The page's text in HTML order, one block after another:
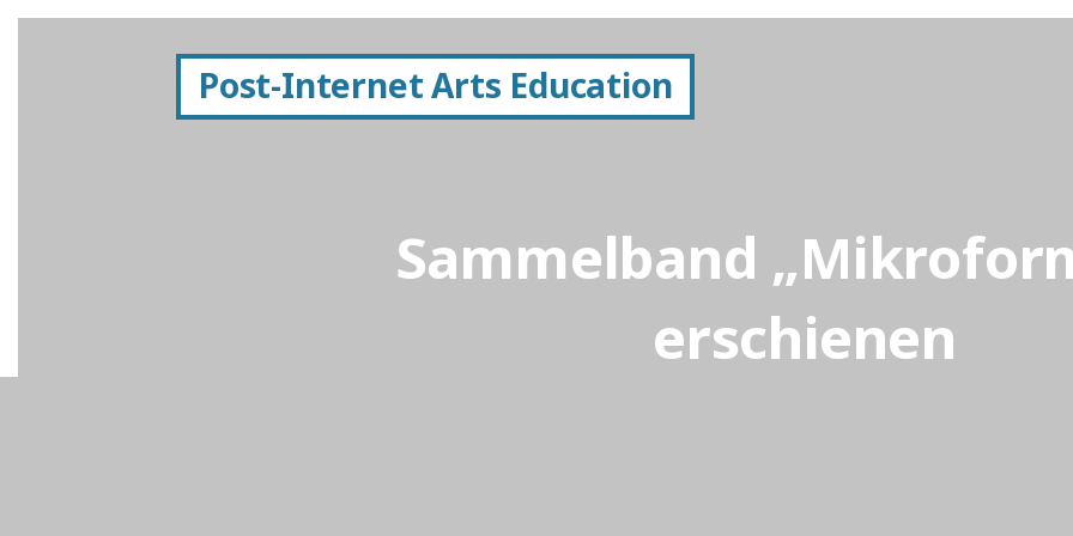
Post-Internet Arts Education
Sammelband
erschienen